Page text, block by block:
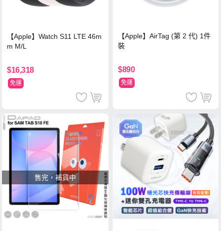
【Apple】Watch S11 LTE 46m
m M/L
$16,318
免運
【Apple】AirTag (第 2 代) 1件
裝
$890
免運
售完，補貨中